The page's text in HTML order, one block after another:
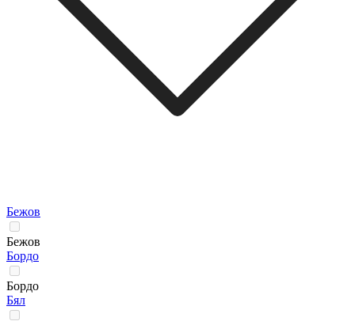
Бежов
Бежов
Бордо
Бордо
Бял